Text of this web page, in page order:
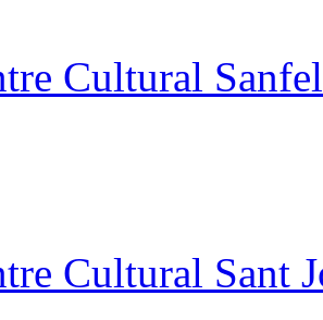
Cultural
Cultural Sant